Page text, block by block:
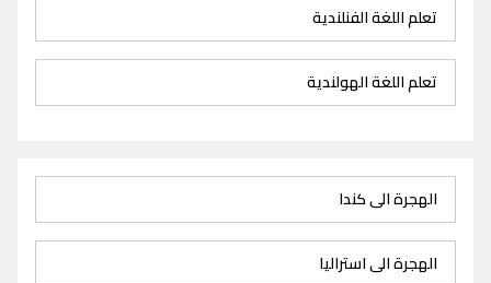
تعلم اللغة الفنلندية
تعلم اللغة الهولندية
الهجرة الى كندا
الهجرة الى استراليا